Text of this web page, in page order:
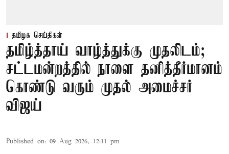
தமிழக செய்திகள்
தமிழ்த்தாய் வாழ்த்துக்கு முதலிடம்;
சட்டமன்றத்தில் நாளை தனித்தீர்மானம்
கொண்டு வரும் முதல் அமைச்சர்
விஜய்
Published on: 09 Aug 2026, 12:11 pm